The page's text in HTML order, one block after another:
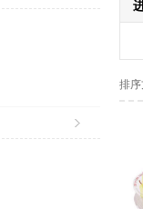
排序